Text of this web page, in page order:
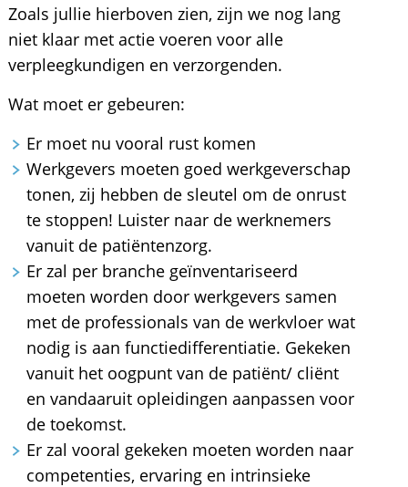
Zoals jullie hierboven zien, zijn we nog lang
niet klaar met actie voeren voor alle
verpleegkundigen en verzorgenden.
Wat moet er gebeuren:
Er moet nu vooral rust komen
Werkgevers moeten goed werkgeverschap
tonen, zij hebben de sleutel om de onrust
te stoppen! Luister naar de werknemers
vanuit de patiëntenzorg.
Er zal per branche geïnventariseerd
moeten worden door werkgevers samen
met de professionals van de werkvloer wat
nodig is aan functiedifferentiatie. Gekeken
vanuit het oogpunt van de patiënt/ cliënt
en vandaaruit opleidingen aanpassen voor
de toekomst.
Er zal vooral gekeken moeten worden naar
competenties, ervaring en intrinsieke